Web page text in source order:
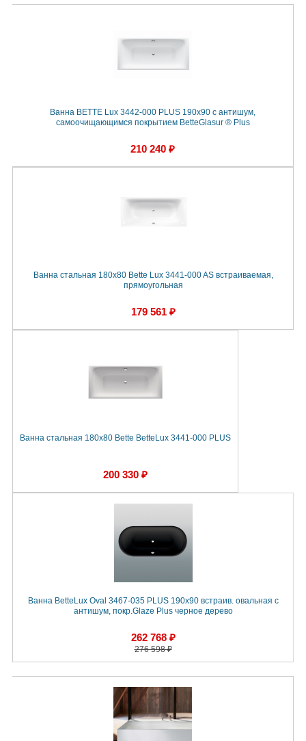
Ванна BETTE Lux 3442-000 PLUS 190х90 с антишум,
самоочищающимся покрытием BetteGlasur ® Plus
210 240 ₽
Ванна стальная 180x80 Bette Lux 3441-000 AS встраиваемая,
прямоугольная
179 561 ₽
Ванна стальная 180x80 Bette BetteLux 3441-000 PLUS
200 330 ₽
Ванна BetteLux Oval 3467-035 PLUS 190x90 встраив. овальная с
антишум, покр.Glaze Plus черное дерево
262 768 ₽
276 598 ₽